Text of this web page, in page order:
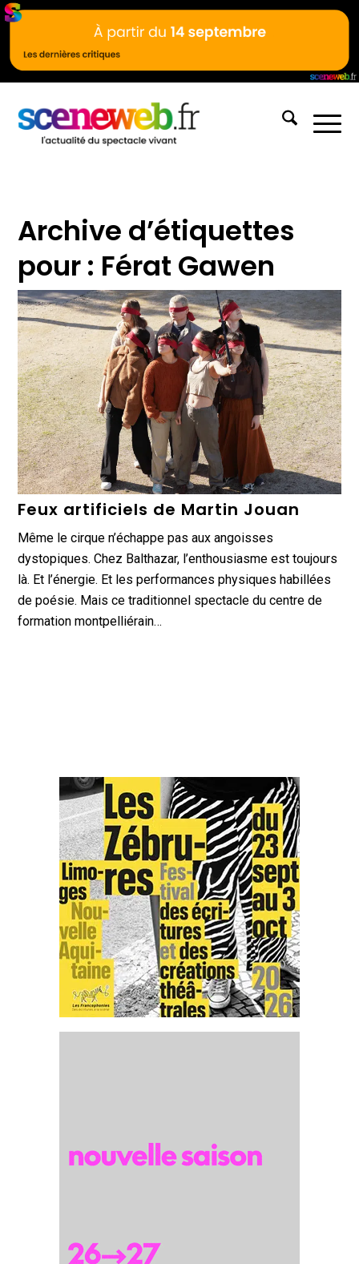
Archive d’étiquettes
pour : Férat Gawen
Feux artificiels de Martin Jouan
Même le cirque n’échappe pas aux angoisses
dystopiques. Chez Balthazar, l’enthousiasme est toujours
là. Et l’énergie. Et les performances physiques habillées
de poésie. Mais ce traditionnel spectacle du centre de
formation montpelliérain…